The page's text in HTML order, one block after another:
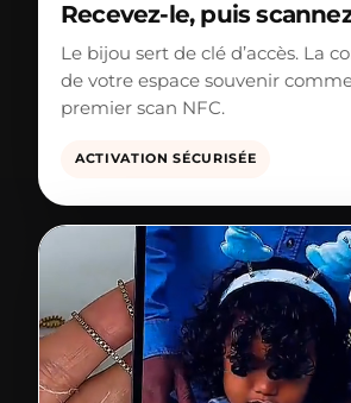
Recevez-le, puis
Le bijou sert de clé d’accès. La
de votre espace souvenir
premier scan NFC.
ACTIVATION SÉCURISÉE